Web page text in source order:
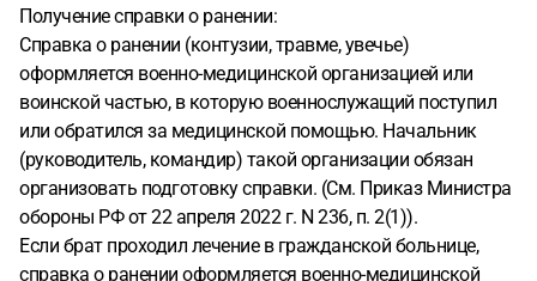
Получение справки о ранении:
Справка о ранении (контузии, травме, увечье)
оформляется военно-медицинской организацией или
воинской частью, в которую военнослужащий поступил
или обратился за медицинской помощью. Начальник
(руководитель, командир) такой организации обязан
организовать подготовку справки. (См. Приказ Министра
обороны РФ от 22 апреля 2022 г. N 236, п. 2(1)).
Если брат проходил лечение в гражданской больнице,
справка о ранении оформляется военно-медицинской